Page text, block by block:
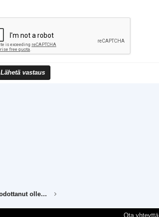
Lähetä vastaus
Tänään tapahtui jotain, mitä en odottanut ollenkaan!
Ota yhteyttä